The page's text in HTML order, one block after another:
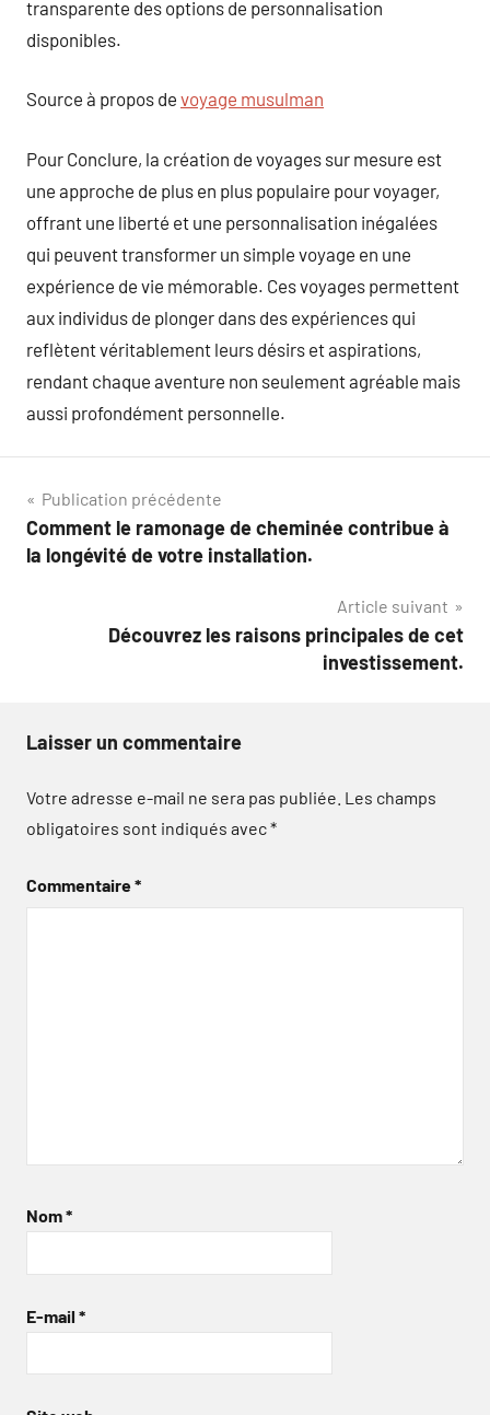
transparente des options de personnalisation
disponibles.
Source à propos de voyage musulman
Pour Conclure, la création de voyages sur mesure est
une approche de plus en plus populaire pour voyager,
offrant une liberté et une personnalisation inégalées
qui peuvent transformer un simple voyage en une
expérience de vie mémorable. Ces voyages permettent
aux individus de plonger dans des expériences qui
reflètent véritablement leurs désirs et aspirations,
rendant chaque aventure non seulement agréable mais
aussi profondément personnelle.
Navigation
de
Publication précédente
Comment le ramonage de cheminée contribue à
la longévité de votre installation.
Article suivant
Découvrez les raisons principales de cet
investissement.
Laisser un commentaire
Votre adresse e-mail ne sera pas publiée. Les champs
obligatoires sont indiqués avec*
Commentaire*
Nom*
E-mail *